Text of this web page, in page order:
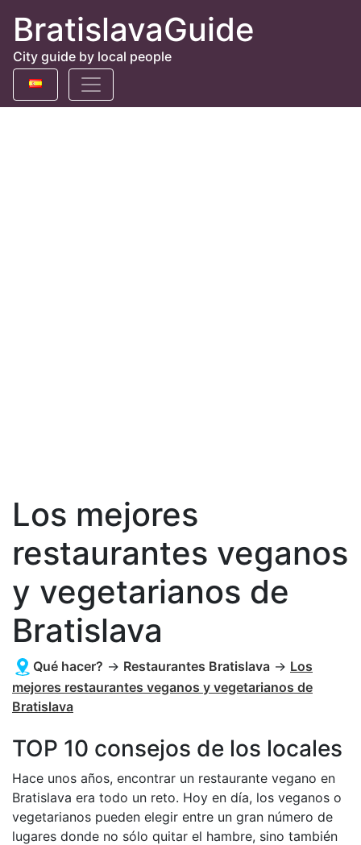
BratislavaGuide
City guide by local people
Los mejores
restaurantes veganos
y vegetarianos de
Bratislava
Qué hacer? → Restaurantes Bratislava → Los
mejores restaurantes veganos y vegetarianos de
Bratislava
TOP 10 consejos de los locales
Hace unos años, encontrar un restaurante vegano en
Bratislava era todo un reto. Hoy en día, los veganos o
vegetarianos pueden elegir entre un gran número de
lugares donde no sólo quitar el hambre, sino también